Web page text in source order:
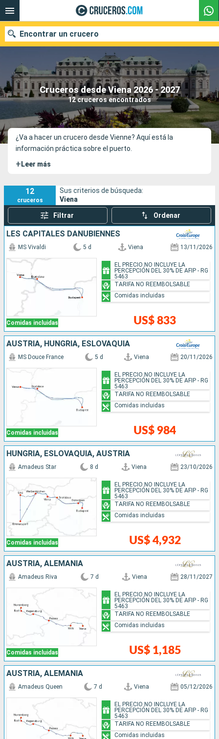
Cruceros desde Viena 2026 - 2027
12 cruceros encontrados
Encontrar un crucero
Nuestros destinos
Fecha de salida
Puertos Compañías
¿Va a hacer un crucero desde Vienne? Aquí está la
información práctica sobre el puerto.
+ Leer más
12
cruceros
Sus criterios de búsqueda:
Viena
Filtrar Ordenar
LES CAPITALES DANUBIENNES
Comidas incluidas
MS Vivaldi 5 d Viena 13/11/2026
US$ 833
EL PRECIO NO INCLUYE LA
PERCEPCIÓN DEL 30% DE AFIP - RG
5463
TARIFA NO REEMBOLSABLE
Comidas incluidas
AUSTRIA, HUNGRÍA, ESLOVAQUIA
Comidas incluidas
MS Douce France 5 d Viena 20/11/2026
US$ 984
EL PRECIO NO INCLUYE LA
PERCEPCIÓN DEL 30% DE AFIP - RG
5463
TARIFA NO REEMBOLSABLE
Comidas incluidas
HUNGRÍA, ESLOVAQUIA, AUSTRIA
Comidas incluidas
Amadeus Star 8 d Viena 23/10/2026
US$ 4,932
EL PRECIO NO INCLUYE LA
PERCEPCIÓN DEL 30% DE AFIP - RG
5463
TARIFA NO REEMBOLSABLE
Comidas incluidas
AUSTRIA, ALEMANIA
Comidas incluidas
Amadeus Riva 7 d Viena 28/11/2027
US$ 1,185
EL PRECIO NO INCLUYE LA
PERCEPCIÓN DEL 30% DE AFIP - RG
5463
TARIFA NO REEMBOLSABLE
Comidas incluidas
AUSTRIA, ALEMANIA
Amadeus Queen 7 d Viena 05/12/2026
EL PRECIO NO INCLUYE LA
PERCEPCIÓN DEL 30% DE AFIP - RG
5463
TARIFA NO REEMBOLSABLE
Comidas incluidas